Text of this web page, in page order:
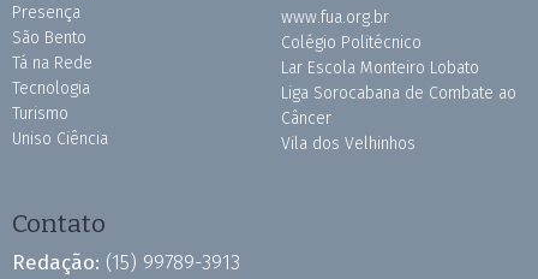
Presença
São Bento
Tá na Rede
Tecnologia
Turismo
Uniso Ciência
www.fua.org.br
Colégio Politécnico
Lar Escola Monteiro Lobato
Liga Sorocabana de Combate ao
Câncer
Vila dos Velhinhos
Contato
Redação: (15) 99789-3913